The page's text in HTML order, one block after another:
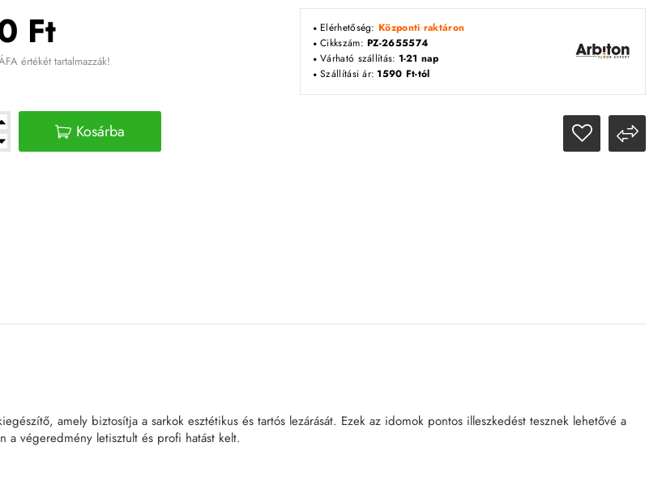
Ft
értékét tartalmazzák!
Elérhetőség:Központi raktáron
Cikkszám:PZ-2655574
Várható szállítás: 1-21 nap
Szállítási ár: 1590 Ft-tól
Kosárba
amely biztosítja a sarkok esztétikus és tartós lezárását. Ezek az idomok pontos illeszkedést tesznek lehetővé a
a végeredmény letisztult és profi hatást kelt.